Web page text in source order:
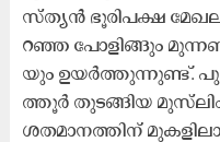
സ്ത്യ​ൻ ഭൂ​രി​പ​ക്ഷ
റ​ഞ്ഞ പോ​ളി​ങ്ങും
യും ഉ​യ​ർ​ത്തു​ന്നു​ണ്ട്.
ത്തൂ​ർ തു​ട​ങ്ങി​യ മു​സ്‍ലിം
ശ​ത​മാ​ന​ത്തി​ന്